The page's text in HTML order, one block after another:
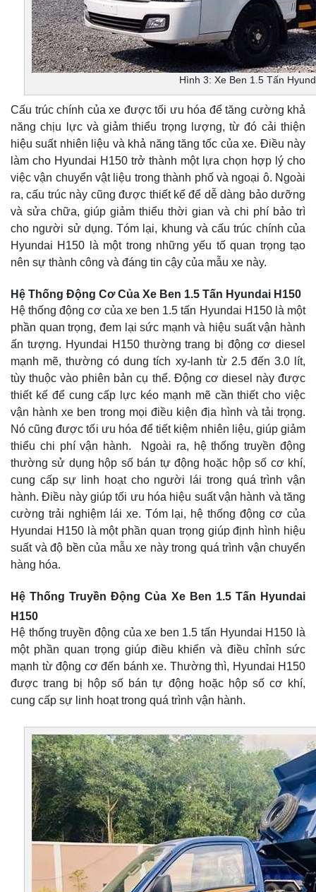
Hình 3: Xe Ben 1.5 Tấn
Cấu trúc chính của xe được tối ưu hóa để tăng cường khả
năng chịu lực và giảm thiểu trọng lượng, từ đó cải thiện
hiệu suất nhiên liệu và khả năng tăng tốc của xe. Điều này
làm cho Hyundai H150 trở thành một lựa chọn hợp lý cho
việc vận chuyển vật liệu trong thành phố và ngoại ô. Ngoài
ra, cấu trúc này cũng được thiết kế để dễ dàng bảo dưỡng
và sửa chữa, giúp giảm thiểu thời gian và chi phí bảo trì
cho người sử dụng. Tóm lại, khung và cấu trúc chính của
Hyundai H150 là một trong những yếu tố quan trọng tạo
nên sự thành công và đáng tin cậy của mẫu xe này.
Hệ Thống Động Cơ Của Xe Ben 1.5 Tấn Hyundai H150
Hệ thống động cơ của xe ben 1.5 tấn Hyundai H150 là một
phần quan trọng, đem lại sức mạnh và hiệu suất vận hành
ấn tượng. Hyundai H150 thường trang bị động cơ diesel
mạnh mẽ, thường có dung tích xy-lanh từ 2.5 đến 3.0 lít,
tùy thuộc vào phiên bản cụ thể. Động cơ diesel này được
thiết kế để cung cấp lực kéo mạnh mẽ cần thiết cho việc
vận hành xe ben trong mọi điều kiện địa hình và tải trọng.
Nó cũng được tối ưu hóa để tiết kiệm nhiên liệu, giúp giảm
thiểu chi phí vận hành. Ngoài ra, hệ thống truyền động
thường sử dụng hộp số bán tự động hoặc hộp số cơ khí,
cung cấp sự linh hoạt cho người lái trong quá trình vận
hành. Điều này giúp tối ưu hóa hiệu suất vận hành và tăng
cường trải nghiệm lái xe. Tóm lại, hệ thống động cơ của
Hyundai H150 là một phần quan trọng giúp định hình hiệu
suất và độ bền của mẫu xe này trong quá trình vận chuyển
hàng hóa.
Hệ Thống Truyền Động Của Xe Ben 1.5 Tấn Hyundai
H150
Hệ thống truyền động của xe ben 1.5 tấn Hyundai H150 là
một phần quan trọng giúp điều khiển và điều chỉnh sức
mạnh từ động cơ đến bánh xe. Thường thì, Hyundai H150
được trang bị hộp số bán tự động hoặc hộp số cơ khí,
cung cấp sự linh hoạt trong quá trình vận hành.